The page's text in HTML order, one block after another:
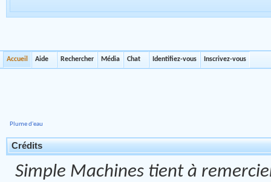
Accueil Aide Rechercher Média Chat Identifiez-vous Inscrivez-vous
Plume d'eau
Crédits
Simple Machines tient à